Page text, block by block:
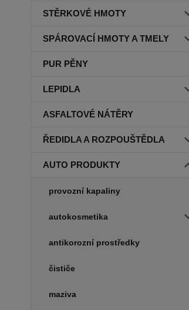
STĚRKOVÉ HMOTY
SPÁROVACÍ HMOTY A TMELY
PUR PĚNY
LEPIDLA
ASFALTOVÉ NÁTĚRY
ŘEDIDLA A ROZPOUŠTĚDLA
AUTO PRODUKTY
provozní kapaliny
autokosmetika
antikorozní prostředky
čističe
maziva